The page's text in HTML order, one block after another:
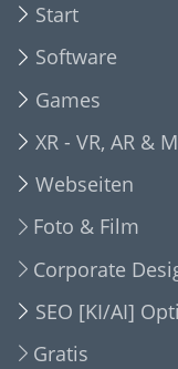
Start
Software
Games
XR - VR, AR &
Webseiten
Foto & Film
Corporate
SEO [KI/AI]
Gratis